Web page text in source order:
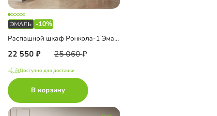
-10%
Распашной шкаф Ронкола-1 Эмаль с зеркалом
22 550 25 060
Доступно для доставки
В корзину